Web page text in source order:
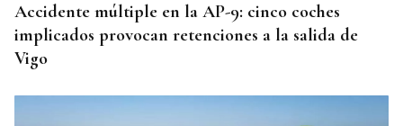
Accidente múltiple en la AP-9: cinco coches
implicados provocan retenciones a la salida de
Vigo